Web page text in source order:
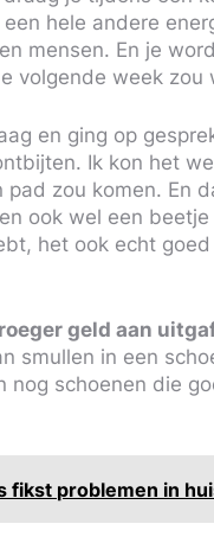
hele andere
mensen. En je
volgende week zou
en ging op
Ik kon het
zou komen. En
ook wel een
het ook echt
geld aan
smullen in een
nog schoenen die
fikst problemen in